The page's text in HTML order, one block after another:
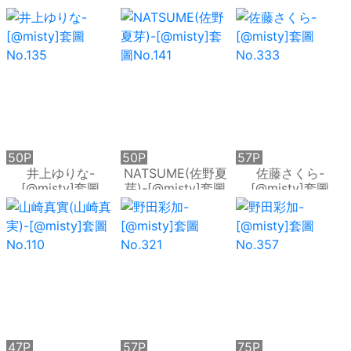
No.172
No.174
No.139
井上ゆりな-
[@misty]套圖
No.135
50P
NATSUME(佐野夏
芽)-[@misty]套圖
No.141
50P
佐藤さくら-
[@misty]套圖
No.333
57P
47P 57P 75P